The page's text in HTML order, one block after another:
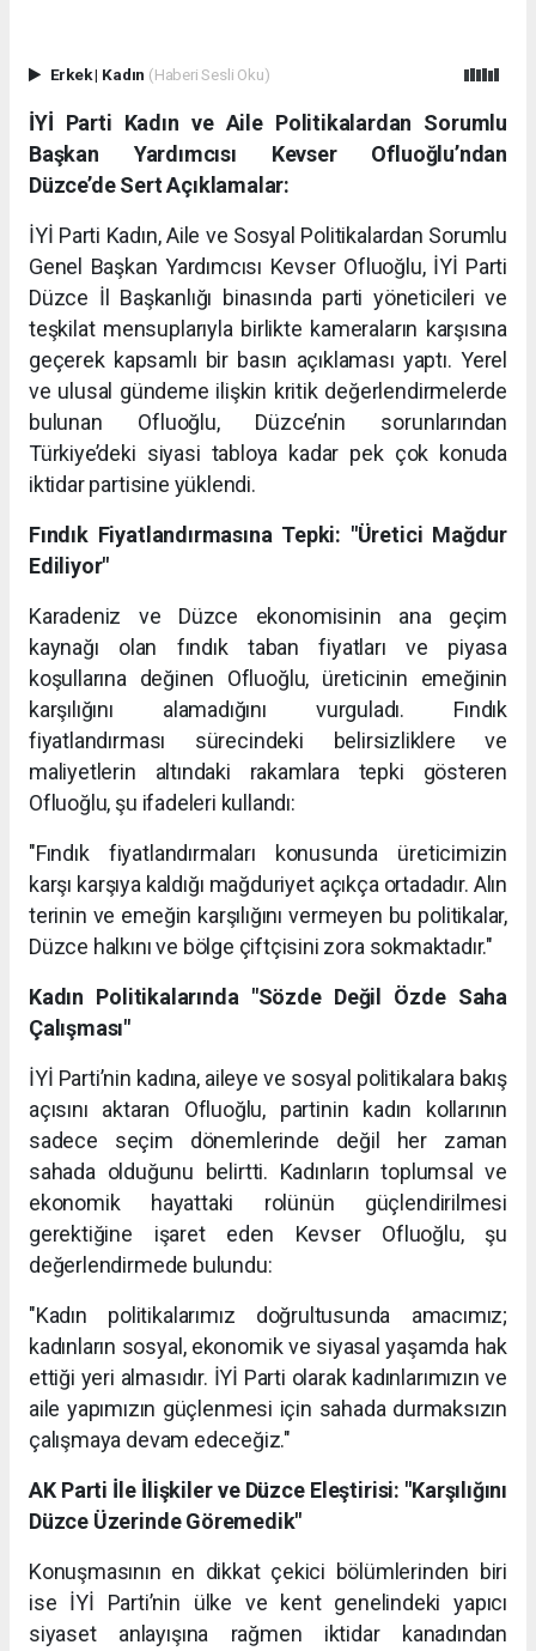
Erkek| Kadın (Haberi Sesli Oku)
İYİ Parti Kadın ve Aile Politikalardan Sorumlu
Başkan Yardımcısı Kevser Ofluoğlu’ndan
Düzce’de Sert Açıklamalar:
İYİ Parti Kadın, Aile ve Sosyal Politikalardan Sorumlu
Genel Başkan Yardımcısı Kevser Ofluoğlu, İYİ Parti
Düzce İl Başkanlığı binasında parti yöneticileri ve
teşkilat mensuplarıyla birlikte kameraların karşısına
geçerek kapsamlı bir basın açıklaması yaptı. Yerel
ve ulusal gündeme ilişkin kritik değerlendirmelerde
bulunan Ofluoğlu, Düzce’nin sorunlarından
Türkiye’deki siyasi tabloya kadar pek çok konuda
iktidar partisine yüklendi.
Fındık Fiyatlandırmasına Tepki: "Üretici Mağdur
Ediliyor"
Karadeniz ve Düzce ekonomisinin ana geçim
kaynağı olan fındık taban fiyatları ve piyasa
koşullarına değinen Ofluoğlu, üreticinin emeğinin
karşılığını alamadığını vurguladı. Fındık
fiyatlandırması sürecindeki belirsizliklere ve
maliyetlerin altındaki rakamlara tepki gösteren
Ofluoğlu, şu ifadeleri kullandı:
"Fındık fiyatlandırmaları konusunda üreticimizin
karşı karşıya kaldığı mağduriyet açıkça ortadadır. Alın
terinin ve emeğin karşılığını vermeyen bu politikalar,
Düzce halkını ve bölge çiftçisini zora sokmaktadır."
Kadın Politikalarında "Sözde Değil Özde Saha
Çalışması"
İYİ Parti’nin kadına, aileye ve sosyal politikalara bakış
açısını aktaran Ofluoğlu, partinin kadın kollarının
sadece seçim dönemlerinde değil her zaman
sahada olduğunu belirtti. Kadınların toplumsal ve
ekonomik hayattaki rolünün güçlendirilmesi
gerektiğine işaret eden Kevser Ofluoğlu, şu
değerlendirmede bulundu:
"Kadın politikalarımız doğrultusunda amacımız;
kadınların sosyal, ekonomik ve siyasal yaşamda hak
ettiği yeri almasıdır. İYİ Parti olarak kadınlarımızın ve
aile yapımızın güçlenmesi için sahada durmaksızın
çalışmaya devam edeceğiz."
AK Parti İle İlişkiler ve Düzce Eleştirisi: "Karşılığını
Düzce Üzerinde Göremedik"
Konuşmasının en dikkat çekici bölümlerinden biri
ise İYİ Parti’nin ülke ve kent genelindeki yapıcı
siyaset anlayışına rağmen iktidar kanadından